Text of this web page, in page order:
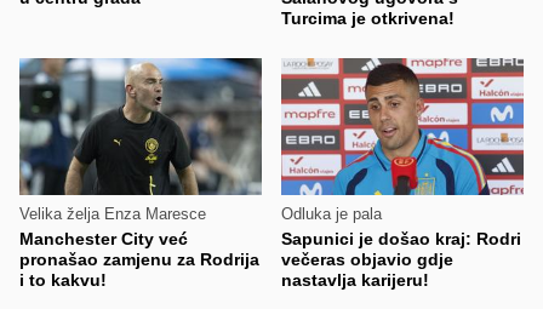
Turcima je otkrivena!
Velika želja Enza Maresce
Manchester City već
pronašao zamjenu za Rodrija
i to kakvu!
Odluka je pala
Sapunici je došao kraj: Rodri
večeras objavio gdje
nastavlja karijeru!